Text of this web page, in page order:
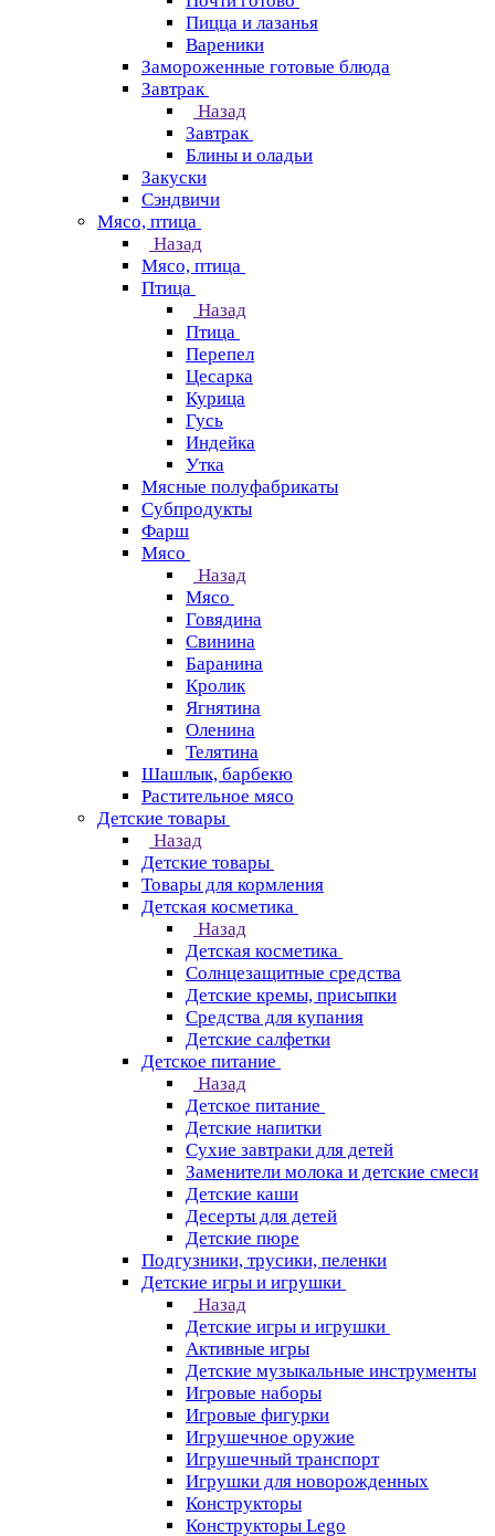
Пицца и лазанья
Вареники
Замороженные готовые блюда
Завтрак
Назад
Завтрак
Блины и оладьи
Закуски
Сэндвичи
Мясо, птица
Назад
Мясо, птица
Птица
Назад
Птица
Перепел
Цесарка
Курица
Гусь
Индейка
Утка
Мясные полуфабрикаты
Субпродукты
Фарш
Мясо
Назад
Мясо
Говядина
Свинина
Баранина
Кролик
Ягнятина
Оленина
Телятина
Шашлык, барбекю
Растительное мясо
Детские товары
Назад
Детские товары
Товары для кормления
Детская косметика
Назад
Детская косметика
Солнцезащитные средства
Детские кремы, присыпки
Средства для купания
Детские салфетки
Детское питание
Назад
Детское питание
Детские напитки
Сухие завтраки для детей
Заменители молока и детские смеси
Детские каши
Десерты для детей
Детские пюре
Подгузники, трусики, пеленки
Детские игры и игрушки
Назад
Детские игры и игрушки
Активные игры
Детские музыкальные инструменты
Игровые наборы
Игровые фигурки
Игрушечное оружие
Игрушечный транспорт
Игрушки для новорожденных
Конструкторы
Конструкторы Lego